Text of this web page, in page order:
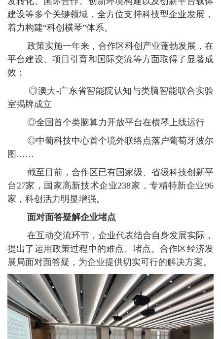
建设等多个关键领域，全方位支持科技型企业发展，
着力构建“科创横琴”体系。
政策实施一年来，合作区科创产业蓬勃发展，在
平台建设、项目引育和国际交流等方面取得了显著成
效：
◎澳大-广东省智能院认知与类脑智能联合实验
室揭牌成立
◎全国首个类脑算力开放平台在横琴上线运行
◎中葡科技中心首个境外联络点落户葡萄牙波尔
图……
截至目前，合作区已有国家级、省级科技创新平
台27家，国家高新技术企业238家，专精特新企业96
家，科创活力明显增强。
面对面答疑解企业堵点
在互动交流环节，企业代表结合自身发展实际，
提出了运用政策过程中的难点、堵点。合作区经济发
展局面对面答疑，为企业提供切实可行的解决方案。